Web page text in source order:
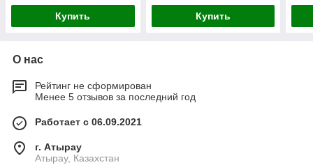
Купить Купить
О нас
Рейтинг не сформирован
Менее 5 отзывов за последний год
Работает с 06.09.2021
г. Атырау
Атырау, Казахстан